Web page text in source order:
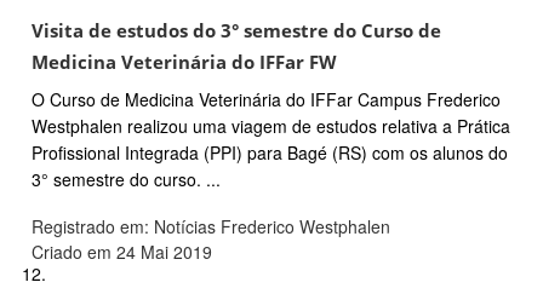
Visita de estudos do 3° semestre do Curso de
Medicina Veterinária do IFFar FW
O Curso de Medicina Veterinária do IFFar Campus Frederico
Westphalen realizou uma viagem de estudos relativa a Prática
Profissional Integrada (PPI) para Bagé (RS) com os alunos do
3° semestre do curso. ...
Registrado em: Notícias Frederico Westphalen
Criado em 24 Mai 2019
12.